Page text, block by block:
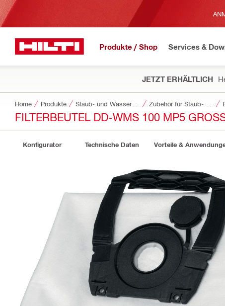
Produkte / Shop Services &
JETZT ERHÄLTLICH
Home Produkte Staub- und Wassermanagement
FILTERBEUTEL DD-WMS 100 MP5
Konfigurator Technische Daten Vorteile &